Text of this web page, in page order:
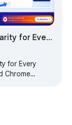
for Every
for Every
Chrome